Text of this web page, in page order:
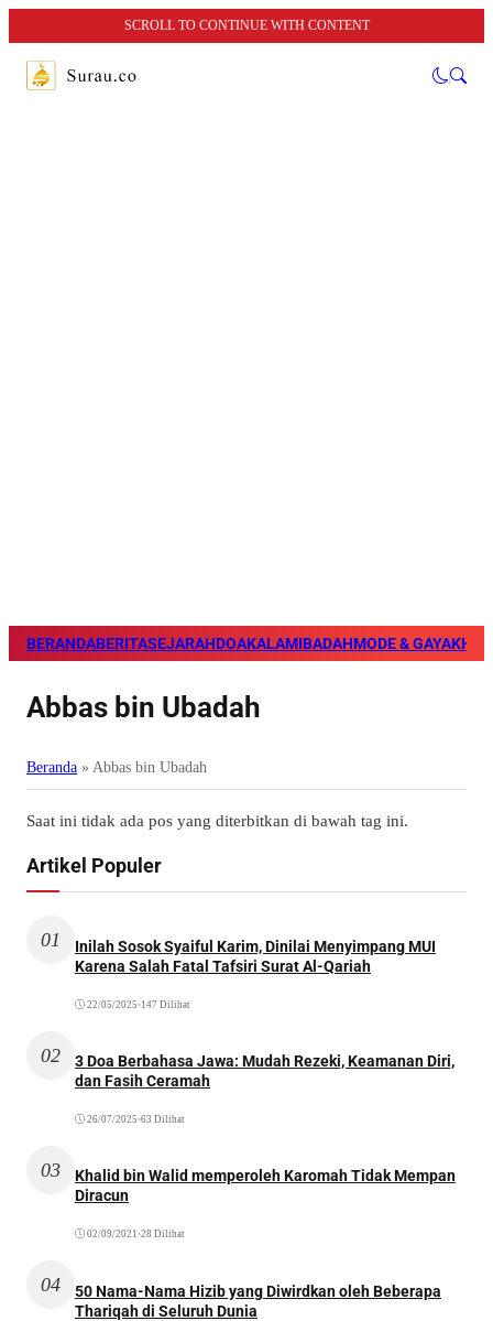
SCROLL TO CONTINUE WITH CONTENT
BERANDABERITASEJARAHDOAKALAMIBADAHMODE & GAYA
Abbas bin Ubadah
Beranda » Abbas bin Ubadah
Saat ini tidak ada pos yang diterbitkan di bawah tag ini.
Artikel Populer
01
Inilah Sosok Syaiful Karim, Dinilai Menyimpang MUI
Karena Salah Fatal Tafsiri Surat Al-Qariah
22/05/2025 •147 Dilihat
02
3 Doa Berbahasa Jawa: Mudah Rezeki, Keamanan Diri,
dan Fasih Ceramah
26/07/2025 •63 Dilihat
03
Khalid bin Walid memperoleh Karomah Tidak Mempan
Diracun
02/09/2021 •28 Dilihat
04
50 Nama-Nama Hizib yang Diwirdkan oleh Beberapa
Thariqah di Seluruh Dunia